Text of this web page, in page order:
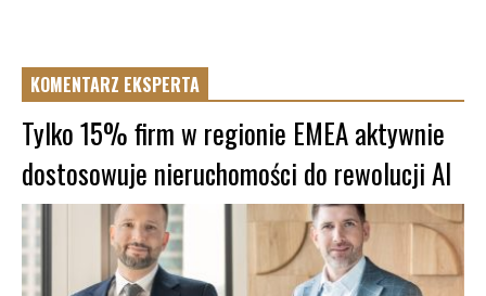
KOMENTARZ EKSPERTA
Tylko 15% firm w regionie EMEA aktywnie
dostosowuje nieruchomości do rewolucji AI